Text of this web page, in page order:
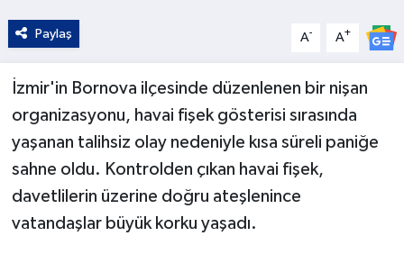
Paylaş A- A+
İzmir'in Bornova ilçesinde düzenlenen bir nişan
organizasyonu, havai fişek gösterisi sırasında
yaşanan talihsiz olay nedeniyle kısa süreli paniğe
sahne oldu. Kontrolden çıkan havai fişek,
davetlilerin üzerine doğru ateşlenince
vatandaşlar büyük korku yaşadı.